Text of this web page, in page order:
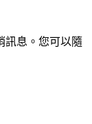
訊息。您可以隨